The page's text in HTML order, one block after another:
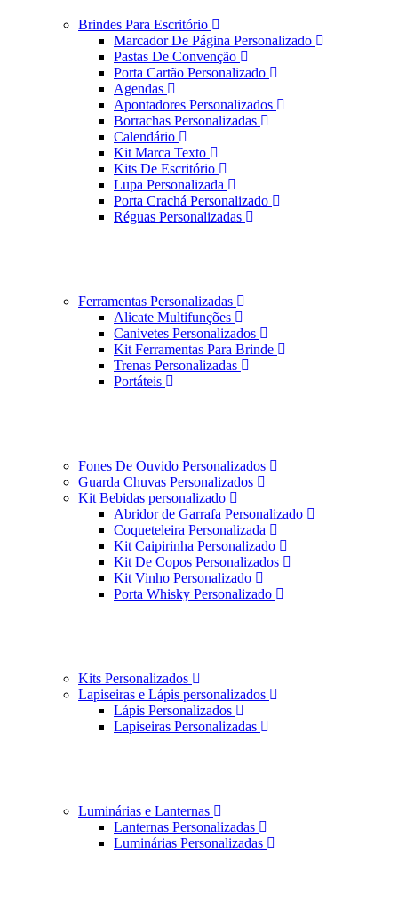
Brindes Para Escritório
Marcador De Página Personalizado
Pastas De Convenção
Porta Cartão Personalizado
Agendas
Apontadores Personalizados
Borrachas Personalizadas
Calendário
Kit Marca Texto
Kits De Escritório
Lupa Personalizada
Porta Crachá Personalizado
Réguas Personalizadas
Ferramentas Personalizadas
Alicate Multifunções
Canivetes Personalizados
Kit Ferramentas Para Brinde
Trenas Personalizadas
Portáteis
Fones De Ouvido Personalizados
Guarda Chuvas Personalizados
Kit Bebidas personalizado
Abridor de Garrafa Personalizado
Coqueteleira Personalizada
Kit Caipirinha Personalizado
Kit De Copos Personalizados
Kit Vinho Personalizado
Porta Whisky Personalizado
Kits Personalizados
Lapiseiras e Lápis personalizados
Lápis Personalizados
Lapiseiras Personalizadas
Luminárias e Lanternas
Lanternas Personalizadas
Luminárias Personalizadas